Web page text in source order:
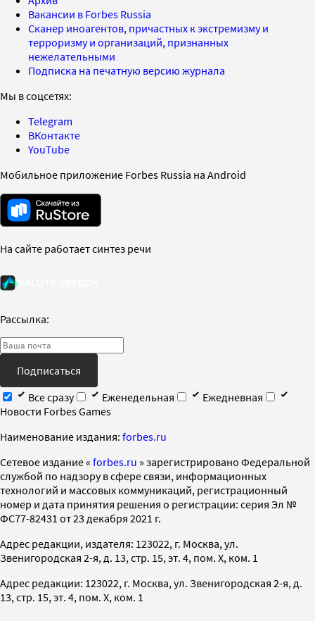
Вакансии в Forbes Russia
Сканер иноагентов, причастных к экстремизму и
терроризму и организаций, признанных
нежелательными
Подписка на печатную версию журнала
Мы в соцсетях:
Telegram
ВКонтакте
YouTube
Мобильное приложение Forbes Russia на Android
На сайте работает синтез речи
Рассылка:
Подписаться
Все сразу
Еженедельная
Ежедневная
Новости Forbes Games
Наименование издания: forbes.ru
Cетевое издание « forbes.ru » зарегистрировано Федеральной
службой по надзору в сфере связи, информационных
технологий и массовых коммуникаций, регистрационный
номер и дата принятия решения о регистрации: серия Эл №
ФС77-82431 от 23 декабря 2021 г.
Адрес редакции, издателя: 123022, г. Москва, ул.
Звенигородская 2-я, д. 13, стр. 15, эт. 4, пом. X, ком. 1
Адрес редакции: 123022, г. Москва, ул. Звенигородская 2-я, д.
13, стр. 15, эт. 4, пом. X, ком. 1